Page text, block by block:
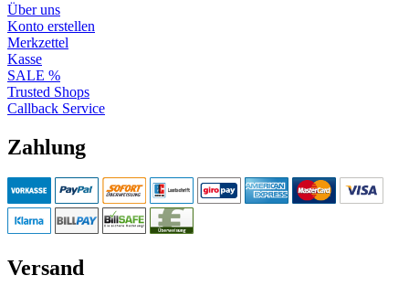
Über uns
Konto erstellen
Merkzettel
Kasse
SALE %
Trusted Shops
Callback Service
Zahlung
Versand